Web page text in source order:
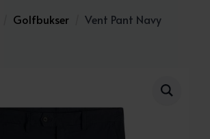
Golfbukser Vent Pant Navy